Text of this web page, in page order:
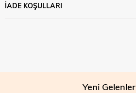
İADE KOŞULLARI
Yeni Gelenler